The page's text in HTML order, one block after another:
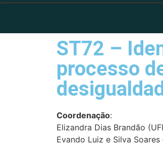
ST72 –
processo
Coordenação:
Elizandra Dias Brandão
Evando Luiz e Silva Soares